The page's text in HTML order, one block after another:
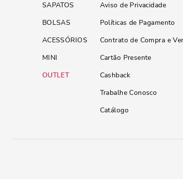
SAPATOS
BOLSAS
ACESSÓRIOS
MINI
OUTLET
Aviso de Privacidade
Políticas de Pagamento
Contrato de Compra e
Cartão Presente
Cashback
Trabalhe Conosco
Catálogo